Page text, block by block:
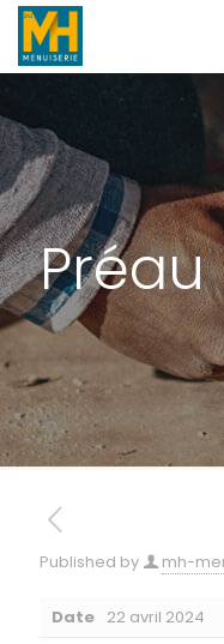
Préau
Published by mh-
Date 22 avril 2024